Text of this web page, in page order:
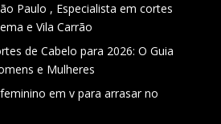
Paulo , Especialista em cortes
e Vila Carrão
de Cabelo para 2026: O Guia
e Mulheres
em v para arrasar no